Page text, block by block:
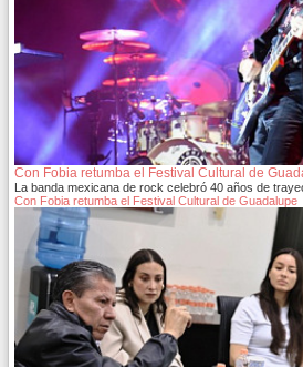
Con Fobia retumba el Festival Cultural de
La banda mexicana de rock celebró 40 años de
Con Fobia retumba el Festival Cultural de Guadalupe